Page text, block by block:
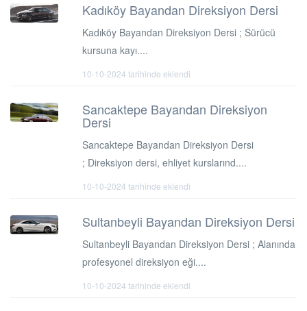
Kadıköy Bayandan Direksiyon Dersi
Kadıköy Bayandan Direksiyon Dersi ; Sürücü
kursuna kayı....
10-10-2024 tarihinde eklendi
Sancaktepe Bayandan Direksiyon
Dersi
Sancaktepe Bayandan Direksiyon Dersi
; Direksiyon dersi, ehliyet kurslarınd....
10-10-2024 tarihinde eklendi
Sultanbeyli Bayandan Direksiyon Dersi
Sultanbeyli Bayandan Direksiyon Dersi ; Alanında
profesyonel direksiyon eği....
10-10-2024 tarihinde eklendi